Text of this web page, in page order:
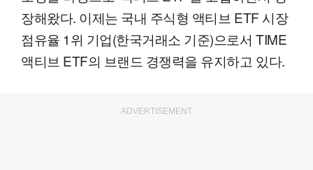
장해왔다. 이제는 국내 주식형 액티브 ETF 시장
점유율 1위 기업(한국거래소 기준)으로서 TIME
액티브 ETF의 브랜드 경쟁력을 유지하고 있다.
ADVERTISEMENT